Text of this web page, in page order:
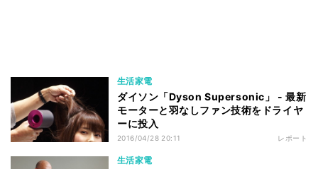
生活家電
ダイソン「Dyson Supersonic」 - 最新
モーターと羽なしファン技術をドライヤ
ーに投入
2016/04/28 20:11 レポート
生活家電